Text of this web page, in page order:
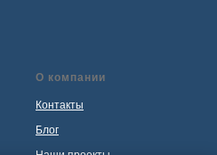
О компании
Контакты
Блог